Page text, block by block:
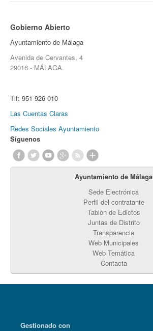
Gobierno Abierto
Ayuntamiento de Málaga
Avenida de Cervantes, 4
29016 - MÁLAGA.
Tlf: 951 926 010
Las Cuentas Claras
Redes Sociales Ayuntamiento
Síguenos
Ayuntamiento de Málaga
Sede Electrónica
Perfil del contratante
Tablón de Edictos
Juntas de Distrito
Transparencia
Web Municipales
Web Temática
Contacta
Gestionado con